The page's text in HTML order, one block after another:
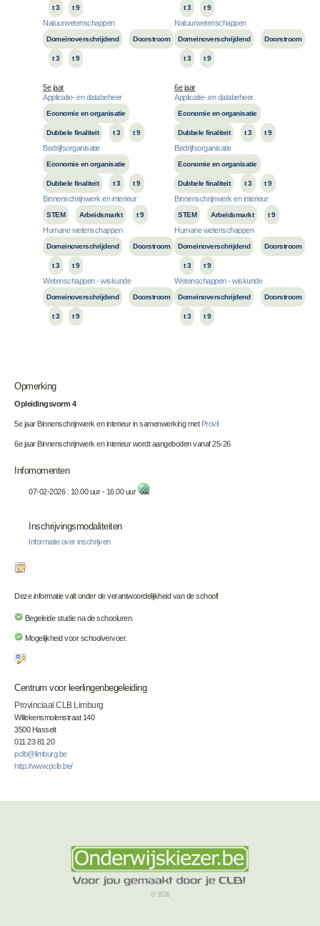
t 3 t 9
Natuurwetenschappen
Domeinoverschrijdend Doorstroom
t 3 t 9
t 3 t 9
Natuurwetenschappen
Domeinoverschrijdend Doorstroom
t 3 t 9
5e jaar
6e jaar
Applicatie- en databeheer
Economie en organisatie
Dubbele finaliteit t 3 t 9
Bedrijfsorganisatie
Economie en organisatie
Dubbele finaliteit t 3 t 9
Binnenschrijnwerk en interieur
STEM Arbeidsmarkt t 9
Humane wetenschappen
Domeinoverschrijdend Doorstroom
t 3 t 9
Wetenschappen - wiskunde
Domeinoverschrijdend Doorstroom
t 3 t 9
Applicatie- en databeheer
Economie en organisatie
Dubbele finaliteit t 3 t 9
Bedrijfsorganisatie
Economie en organisatie
Dubbele finaliteit t 3 t 9
Binnenschrijnwerk en interieur
STEM Arbeidsmarkt t 9
Humane wetenschappen
Domeinoverschrijdend Doorstroom
t 3 t 9
Wetenschappen - wiskunde
Domeinoverschrijdend Doorstroom
t 3 t 9
Opmerking
Opleidingsvorm 4
5e jaar Binnenschrijnwerk en interieur in samenwerking met Provil
6e jaar Binnenschrijnwerk en interieur wordt aangeboden vanaf 25-26
Infomomenten
07-02-2026 : 10.00 uur - 16.00 uur
Inschrijvingsmodaliteiten
Informatie over inschrijven
Deze informatie valt onder de verantwoordelijkheid van de school!
Begeleide studie na de schooluren.
Mogelijkheid voor schoolvervoer.
Centrum voor leerlingenbegeleiding
Provinciaal CLB Limburg
Willekensmolenstraat 140
3500 Hasselt
011 23 81 20
pclb@limburg.be
http://www.pclb.be/
© 2026